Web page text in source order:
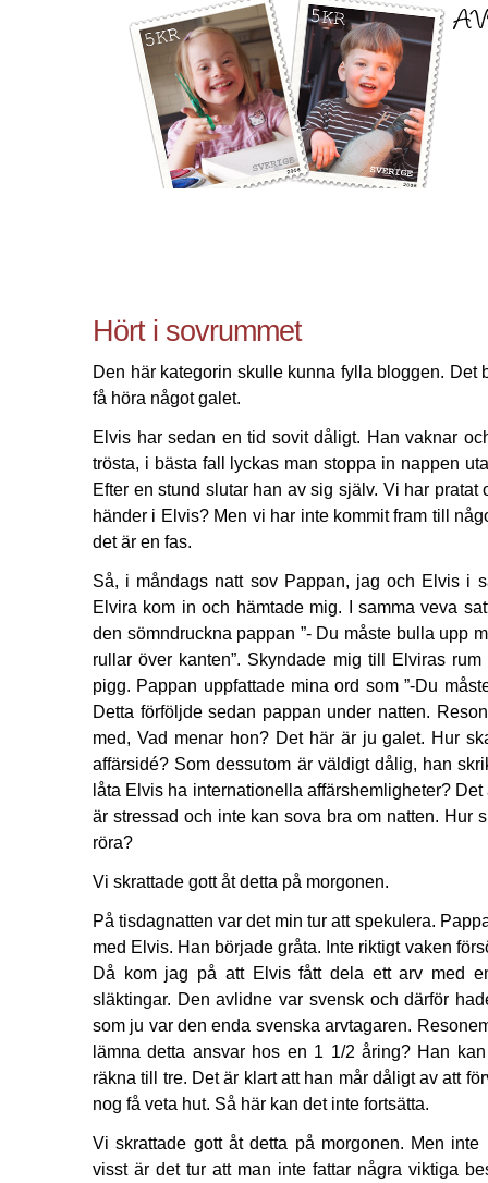
Hört i sovrummet
Den här kategorin skulle kunna fylla bloggen. Det
få höra något galet.
Elvis har sedan en tid sovit dåligt. Han vaknar
trösta, i bästa fall lyckas man stoppa in nappen
Efter en stund slutar han av sig själv. Vi har pratat
händer i Elvis? Men vi har inte kommit fram till
det är en fas.
Så, i måndags natt sov Pappan, jag och Elvis i
Elvira kom in och hämtade mig. I samma veva
den sömndruckna pappan ”- Du måste bulla upp
rullar över kanten”. Skyndade mig till Elviras
pigg. Pappan uppfattade mina ord som ”-Du
Detta förföljde sedan pappan under natten.
med, Vad menar hon? Det här är ju galet. Hur
affärsidé? Som dessutom är väldigt dålig, han
låta Elvis ha internationella affärshemligheter?
är stressad och inte kan sova bra om natten. Hur
röra?
Vi skrattade gott åt detta på morgonen.
På tisdagnatten var det min tur att spekulera.
med Elvis. Han började gråta. Inte riktigt vaken
Då kom jag på att Elvis fått dela ett arv med
släktingar. Den avlidne var svensk och därför
som ju var den enda svenska arvtagaren.
lämna detta ansvar hos en 1 1/2 åring? Han
räkna till tre. Det är klart att han mår dåligt av att
nog få veta hut. Så här kan det inte fortsätta.
Vi skrattade gott åt detta på morgonen. Men
visst är det tur att man inte fattar några viktiga